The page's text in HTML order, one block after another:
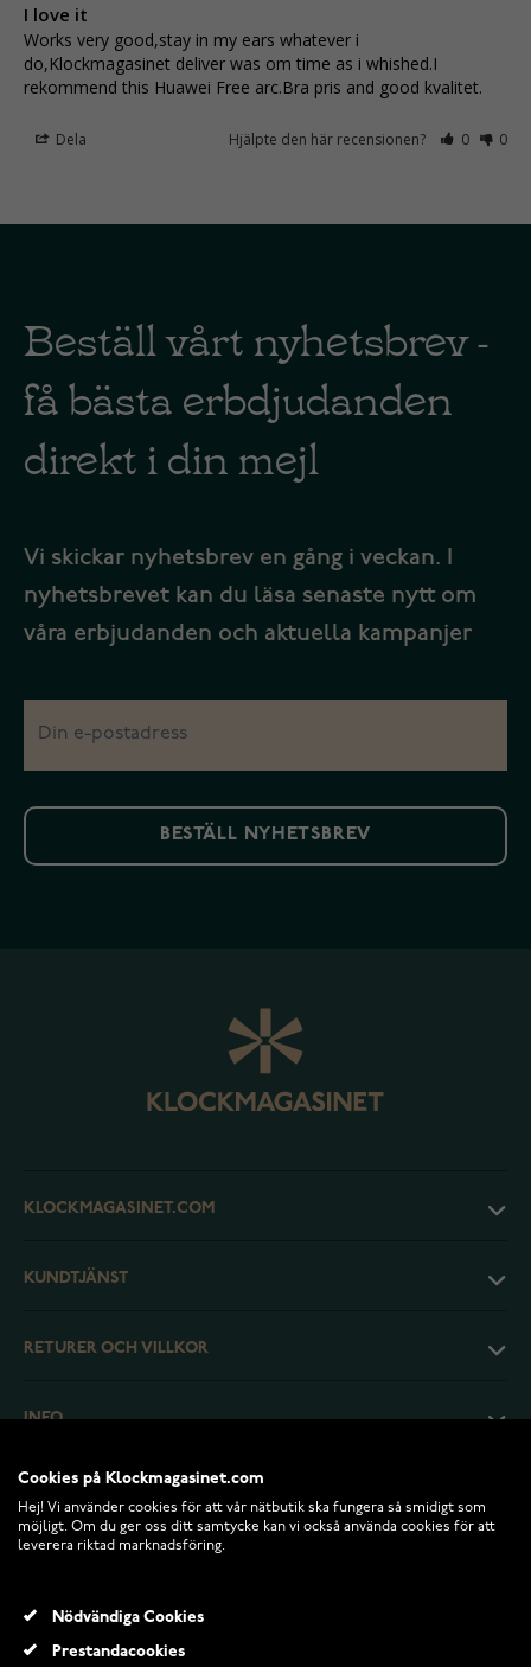
I love it
Works very good,stay in my ears whatever i
do,Klockmagasinet deliver was om time as i whished.I
rekommend this Huawei Free arc.Bra pris and good kvalitet.
Dela Hjälpte den här recensionen? 0 0
Beställ vårt nyhetsbrev -
få bästa erbdjudanden
direkt i din mejl
Vi skickar nyhetsbrev en gång i veckan. I
nyhetsbrevet kan du läsa senaste nytt om
våra erbjudanden och aktuella kampanjer
BESTÄLL NYHETSBREV
KLOCKMAGASINET.COM
KUNDTJÄNST
RETURER OCH VILLKOR
INFO
Cookies på Klockmagasinet.com
Hej! Vi använder cookies för att vår nätbutik ska fungera så smidigt som
möjligt. Om du ger oss ditt samtycke kan vi också använda cookies för att
leverera riktad marknadsföring.
Nödvändiga Cookies
Prestandacookies